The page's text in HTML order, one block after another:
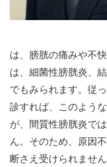
は、膀胱の痛みや不
は、細菌性膀胱炎、
でもみられます。従
診すれば、このよう
が、間質性膀胱炎で
ん。そのため、原因
断さえ受けられません